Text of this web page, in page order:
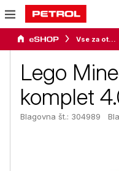
Vse za otroke
Lego
komplet
Blagovna št.: 304989